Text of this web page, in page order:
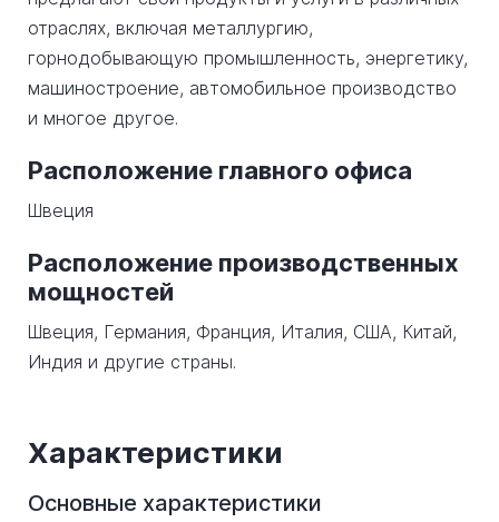
отраслях, включая металлургию,
горнодобывающую промышленность, энергетику,
машиностроение, автомобильное производство
и многое другое.
Расположение главного офиса
Швеция
Расположение производственных
мощностей
Швеция, Германия, Франция, Италия, США, Китай,
Индия и другие страны.
Характеристики
Основные характеристики